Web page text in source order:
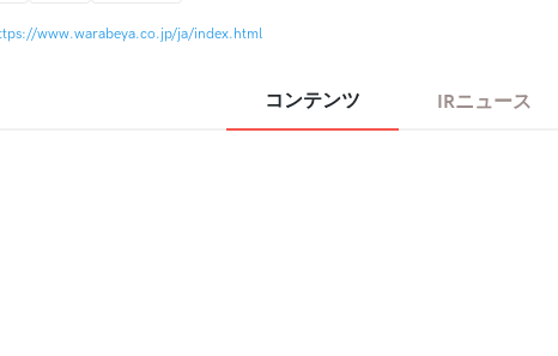
www.warabeya.co.jp/ja/index.html
コンテンツ IRニュース